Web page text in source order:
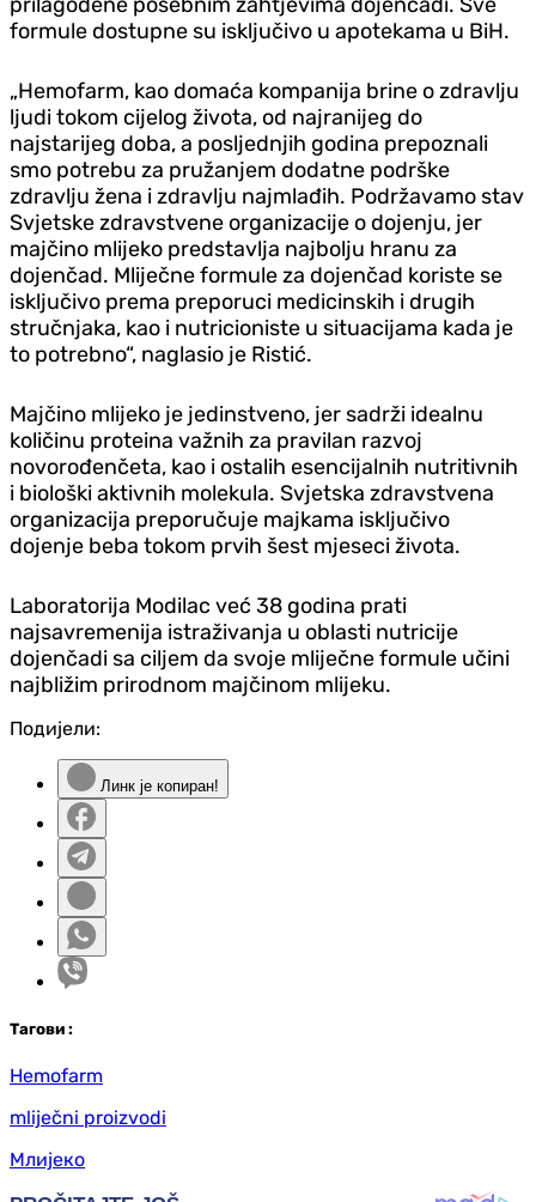
formule dostupne su isključivo u apotekama u BiH.
„Hemofarm, kao domaća kompanija brine o zdravlju
ljudi tokom cijelog života, od najranijeg do
najstarijeg doba, a posljednjih godina prepoznali
smo potrebu za pružanjem dodatne podrške
zdravlju žena i zdravlju najmlađih. Podržavamo stav
Svjetske zdravstvene organizacije o dojenju, jer
majčino mlijeko predstavlja najbolju hranu za
dojenčad. Mliječne formule za dojenčad koriste se
isključivo prema preporuci medicinskih i drugih
stručnjaka, kao i nutricioniste u situacijama kada je
to potrebno“, naglasio je Ristić.
Majčino mlijeko je jedinstveno, jer sadrži idealnu
količinu proteina važnih za pravilan razvoj
novorođenčeta, kao i ostalih esencijalnih nutritivnih
i biološki aktivnih molekula. Svjetska zdravstvena
organizacija preporučuje majkama isključivo
dojenje beba tokom prvih šest mjeseci života.
Laboratorija Modilac već 38 godina prati
najsavremenija istraživanja u oblasti nutricije
dojenčadi sa ciljem da svoje mliječne formule učini
najbližim prirodnom majčinom mlijeku.
Подијели:
Линк је копиран!
Тагови :
Hemofarm
mliječni proizvodi
Млијеко